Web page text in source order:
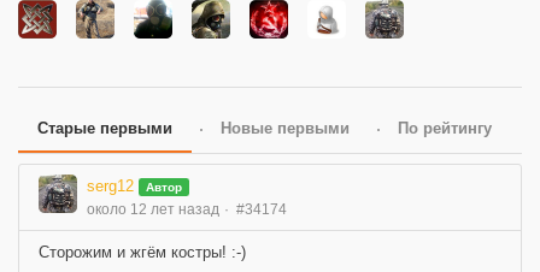
Старые первыми Новые первыми По рейтингу
serg12 Автор
около 12 лет назад #34174
Сторожим и жгём костры! :-)